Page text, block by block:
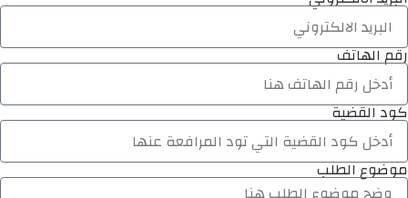
رقم الهاتف
كود القضية
موضوع الطلب